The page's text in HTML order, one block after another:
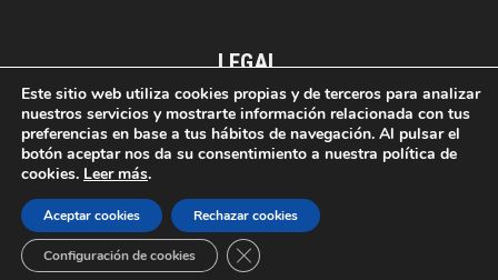
LEGAL
Aviso legal
Política de privacidad
Copyright © 2026 AD Guadalupense.
Este sitio web utiliza cookies propias y de terceros para analizar
nuestros servicios y mostrarte información relacionada con tus
preferencias en base a tus hábitos de navegación. Al pulsar el
botón aceptar nos da su consentimiento a nuestra política de
cookies. Leer más.
Aceptar cookies Rechazar cookies
Configuración de cookies CERRAR EL BANNER DE